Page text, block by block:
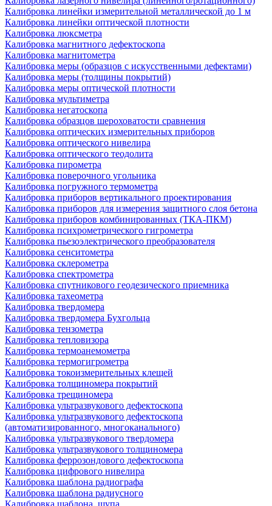
Калибровка линейки измерительной металлической до 1 м
Калибровка линейки оптической плотности
Калибровка люксметра
Калибровка магнитного дефектоскопа
Калибровка магнитометра
Калибровка меры (образцов с искусственными дефектами)
Калибровка меры (толщины покрытий)
Калибровка меры оптической плотности
Калибровка мультиметра
Калибровка негатоскопа
Калибровка образцов шероховатости сравнения
Калибровка оптических измерительных приборов
Калибровка оптического нивелира
Калибровка оптического теодолита
Калибровка пирометра
Калибровка поверочного угольника
Калибровка погружного термометра
Калибровка приборов вертикального проектирования
Калибровка приборов для измерения защитного слоя бетона
Калибровка приборов комбинированных (ТКА-ПКМ)
Калибровка психрометрического гигрометра
Калибровка пьезоэлектрического преобразователя
Калибровка сенситометра
Калибровка склерометра
Калибровка спектрометра
Калибровка спутникового геодезического приемника
Калибровка тахеометра
Калибровка твердомера
Калибровка твердомера Бухгольца
Калибровка тензометра
Калибровка тепловизора
Калибровка термоанемометра
Калибровка термогигрометра
Калибровка токоизмерительных клещей
Калибровка толщиномера покрытий
Калибровка трещиномера
Калибровка ультразвукового дефектоскопа
Калибровка ультразвукового дефектоскопа
(автоматизированного, многоканального)
Калибровка ультразвукового твердомера
Калибровка ультразвукового толщиномера
Калибровка феррозондового дефектоскопа
Калибровка цифрового нивелира
Калибровка шаблона радиографа
Калибровка шаблона радиусного
Калибровка шаблона, щупа